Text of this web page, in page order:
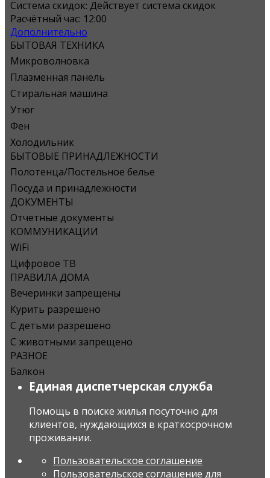
Система скидок: Действует система скидок
Расчётный час: 12:00
Дополнительно
БЫТОВАЯ ТЕХНИКА
Микроволновка
Плазменная панель
Стиральная машина
Утюг
Фен
Холодильник
БЫТОВЫЕ ПРИНАДЛЕЖНОСТИ
Полотенца/Постельное белье
Посуда и принадлежности
ДОКУМЕНТЫ
Отчетные документы
КОММУНИКАЦИИ
WiFi
Цифровое ТВ
ПРАВИЛА ДОМА
Вечеринки запрещены
Курить разрешено
С детьми разрешено
С животными запрещено
РАЗНОЕ
Балкон
Единая диспетчерская служба
Помощь в поиске жилья посуточно для
клиентов, нуждающихся в краткосрочном
проживании.
Пользовательское соглашение
Пользовательское соглашение для